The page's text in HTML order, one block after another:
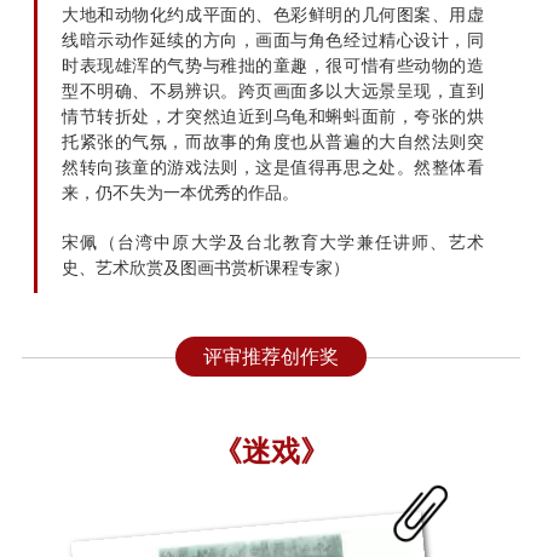
大地和动物化约成平面的、色彩鲜明的几何图案、用虚
线暗示动作延续的方向，画面与角色经过精心设计，同
时表现雄浑的气势与稚拙的童趣，很可惜有些动物的造
型不明确、不易辨识。跨页画面多以大远景呈现，直到
情节转折处，才突然迫近到乌龟和蝌蚪面前，夸张的烘
托紧张的气氛，而故事的角度也从普遍的大自然法则突
然转向孩童的游戏法则，这是值得再思之处。然整体看
来，仍不失为一本优秀的作品。
宋佩（台湾中原大学及台北教育大学兼任讲师、艺术
史、艺术欣赏及图画书赏析课程专家）
评审推荐创作奖
《迷戏》